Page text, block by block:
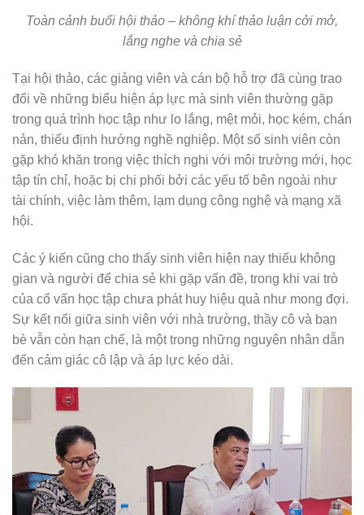
Toàn cảnh buổi hội thảo – không khí thảo luận cởi mở,
lắng nghe và chia sẻ
Tại hội thảo, các giảng viên và cán bộ hỗ trợ đã cùng trao
đổi về những biểu hiện áp lực mà sinh viên thường gặp
trong quá trình học tập như lo lắng, mệt mỏi, học kém, chán
nản, thiếu định hướng nghề nghiệp. Một số sinh viên còn
gặp khó khăn trong việc thích nghi với môi trường mới, học
tập tín chỉ, hoặc bị chi phối bởi các yếu tố bên ngoài như
tài chính, việc làm thêm, lạm dụng công nghệ và mạng xã
hội.
Các ý kiến cũng cho thấy sinh viên hiện nay thiếu không
gian và người để chia sẻ khi gặp vấn đề, trong khi vai trò
của cố vấn học tập chưa phát huy hiệu quả như mong đợi.
Sự kết nối giữa sinh viên với nhà trường, thầy cô và bạn
bè vẫn còn hạn chế, là một trong những nguyên nhân dẫn
đến cảm giác cô lập và áp lực kéo dài.